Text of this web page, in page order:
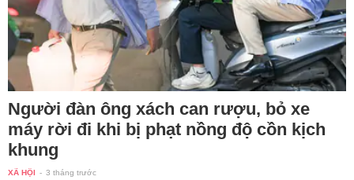
Người đàn ông xách can rượu, bỏ xe
máy rời đi khi bị phạt nồng độ cồn kịch
khung
XÃ HỘI - 3 tháng trước